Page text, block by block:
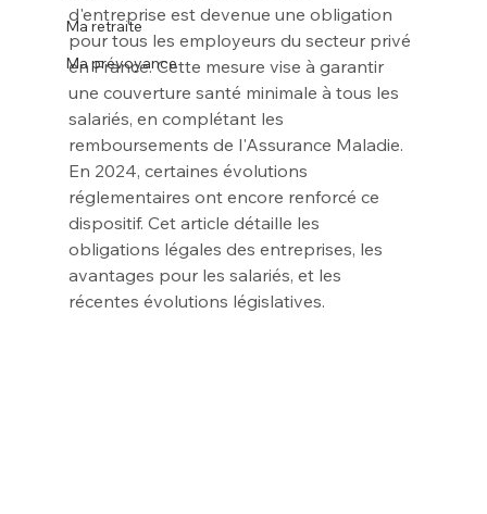
Ma retraite
Ma prévoyance
d'entreprise est devenue une obligation
pour tous les employeurs du secteur privé
en France. Cette mesure vise à garantir
une couverture santé minimale à tous les
salariés, en complétant les
remboursements de l'Assurance Maladie.
En 2024, certaines évolutions
réglementaires ont encore renforcé ce
dispositif. Cet article détaille les
obligations légales des entreprises, les
avantages pour les salariés, et les
récentes évolutions législatives.